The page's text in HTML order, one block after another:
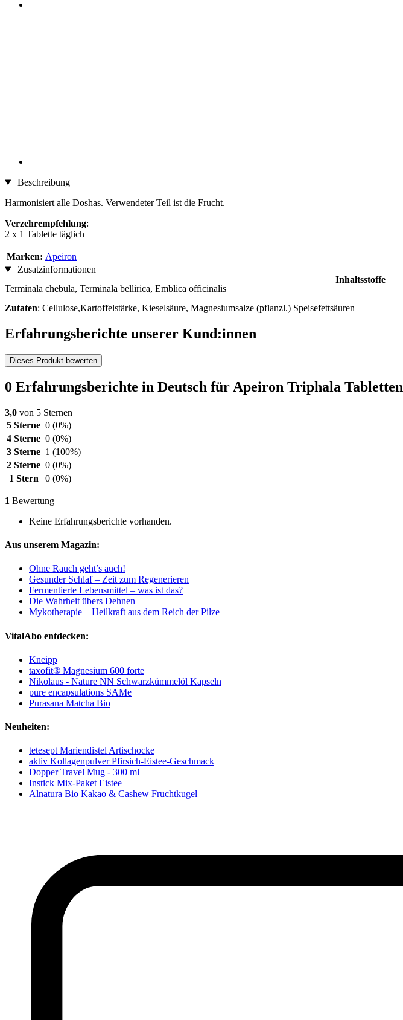
Beschreibung
Harmonisiert alle Doshas. Verwendeter Teil ist die Frucht.
Verzehrempfehlung:
2 x 1 Tablette täglich
Marken: Apeiron
Zusatzinformationen
Inhaltsstoffe
Terminala chebula, Terminala bellirica, Emblica officinalis
Zutaten: Cellulose,Kartoffelstärke, Kieselsäure, Magnesiumsalze (pflanzl.) Speisefettsäuren
Erfahrungsberichte unserer Kund:innen
Dieses Produkt bewerten
0 Erfahrungsberichte in Deutsch für Apeiron Triphala Tabletten
3,0 von 5 Sternen
5 Sterne 0 (0%)
4 Sterne 0 (0%)
3 Sterne 1 (100%)
2 Sterne 0 (0%)
1 Stern
0 (0%)
1 Bewertung
Keine Erfahrungsberichte vorhanden.
Aus unserem Magazin:
Ohne Rauch geht’s auch!
Gesunder Schlaf – Zeit zum Regenerieren
Fermentierte Lebensmittel – was ist das?
Die Wahrheit übers Dehnen
Mykotherapie – Heilkraft aus dem Reich der Pilze
VitalAbo entdecken:
Kneipp
taxofit® Magnesium 600 forte
Nikolaus - Nature NN Schwarzkümmelöl Kapseln
pure encapsulations SAMe
Purasana Matcha Bio
Neuheiten:
tetesept Mariendistel Artischocke
aktiv Kollagenpulver Pfirsich-Eistee-Geschmack
Dopper Travel Mug - 300 ml
Instick Mix-Paket Eistee
Alnatura Bio Kakao & Cashew Fruchtkugel